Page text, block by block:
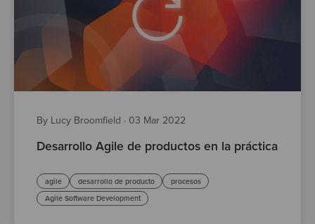
By Lucy Broomfield · 03 Mar 2022
Desarrollo Agile de productos en la práctica
agile desarrollo de producto
procesos
Agile Software Development